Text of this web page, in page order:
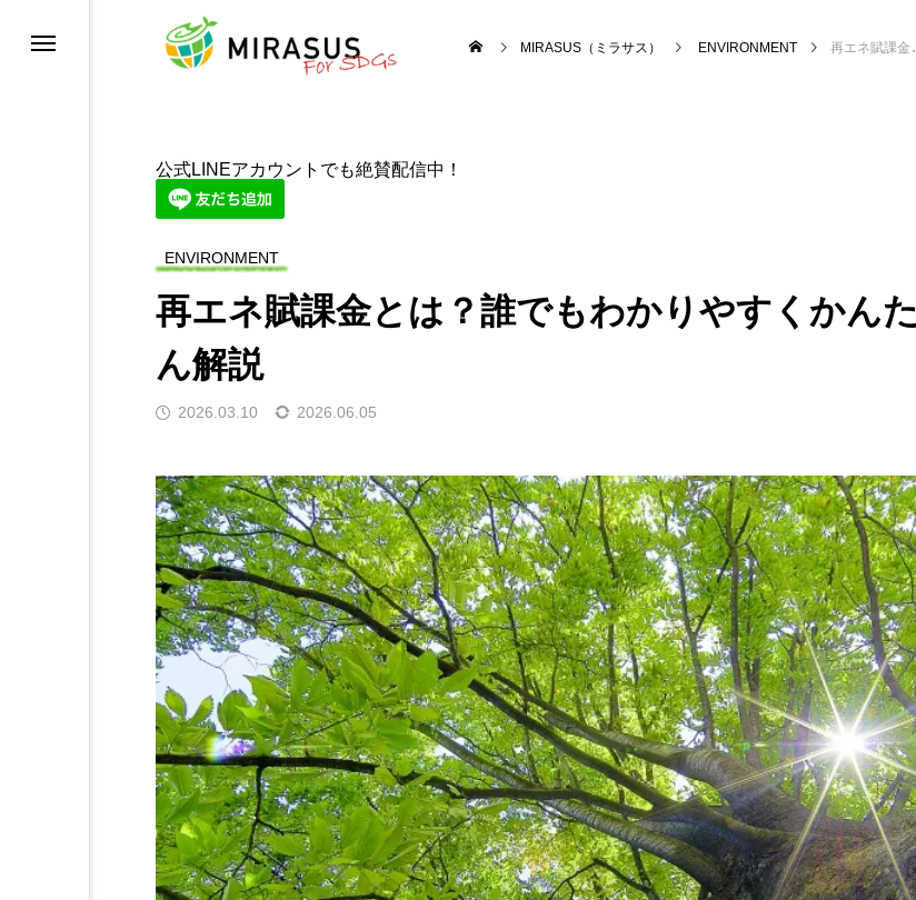
MIRASUS（ミラサス） ENVIRONMENT 再エネ賦課金とは？誰でもわかりやすくかんたん解説
公式LINEアカウントでも絶賛配信中！
ENVIRONMENT
再エネ賦課金とは？誰でもわかりやすくかんた
ん解説
2026.03.10 2026.06.05